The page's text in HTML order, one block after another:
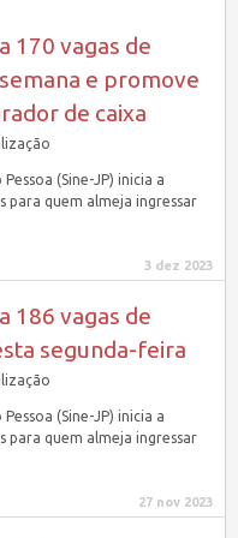
170 vagas de
e promove
de caixa
(Sine-JP) inicia a
para quem almeja ingressar
3 dez 2023
186 vagas de
segunda-feira
(Sine-JP) inicia a
para quem almeja ingressar
27 nov 2023